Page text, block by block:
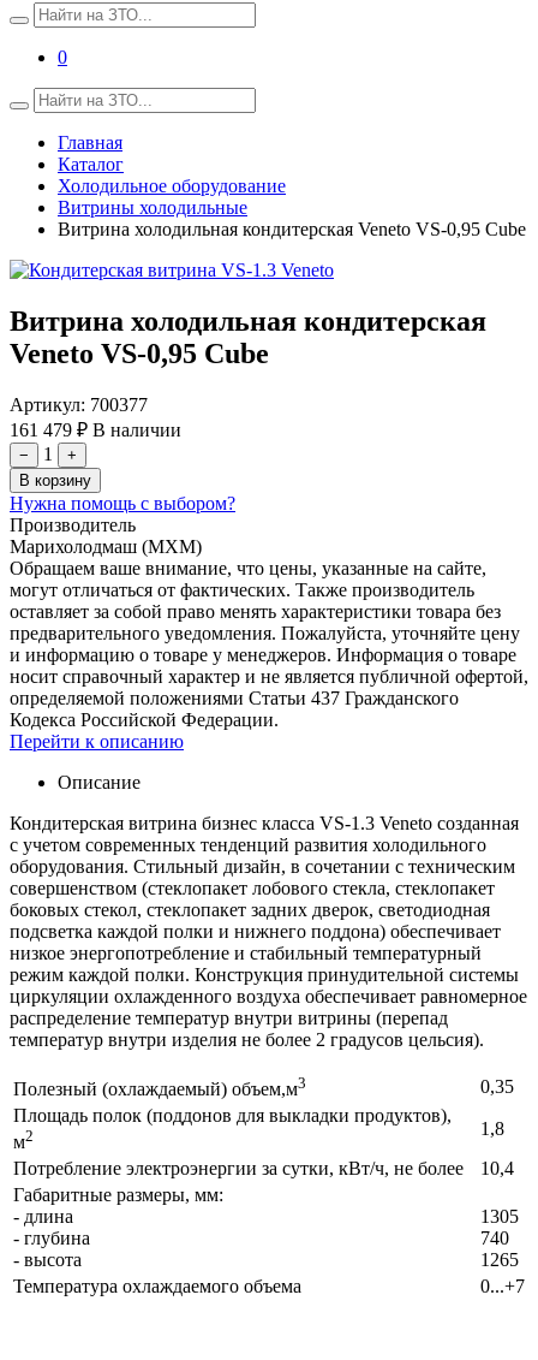
0
Главная
Каталог
Холодильное оборудование
Витрины холодильные
Витрина холодильная кондитерская Veneto VS-0,95 Cube
Витрина холодильная кондитерская
Veneto VS-0,95 Cube
Артикул: 700377
161 479 ₽ В наличии
− 1
+
В корзину
Нужна помощь с выбором?
Производитель
Марихолодмаш (МХМ)
Обращаем ваше внимание, что цены, указанные на сайте,
могут отличаться от фактических. Также производитель
оставляет за собой право менять характеристики товара без
предварительного уведомления. Пожалуйста, уточняйте цену
и информацию о товаре у менеджеров. Информация о товаре
носит справочный характер и не является публичной офертой,
определяемой положениями Статьи 437 Гражданского
Кодекса Российской Федерации.
Перейти к описанию
Описание
Кондитерская витрина бизнес класса VS-1.3 Veneto созданная
с учетом современных тенденций развития холодильного
оборудования. Стильный дизайн, в сочетании с техническим
совершенством (стеклопакет лобового стекла, стеклопакет
боковых стекол, стеклопакет задних дверок, светодиодная
подсветка каждой полки и нижнего поддона) обеспечивает
низкое энергопотребление и стабильный температурный
режим каждой полки. Конструкция принудительной системы
циркуляции охлажденного воздуха обеспечивает равномерное
распределение температур внутри витрины (перепад
температур внутри изделия не более 2 градусов цельсия).
Полезный (охлаждаемый) объем,м3
0,35
Площадь полок (поддонов для выкладки продуктов),
м2
1,8
Потребление электроэнергии за сутки, кВт/ч, не более
10,4
Габаритные размеры, мм:
- длина
- глубина
- высота
1305
740
1265
Температура охлаждаемого объема
0...+7